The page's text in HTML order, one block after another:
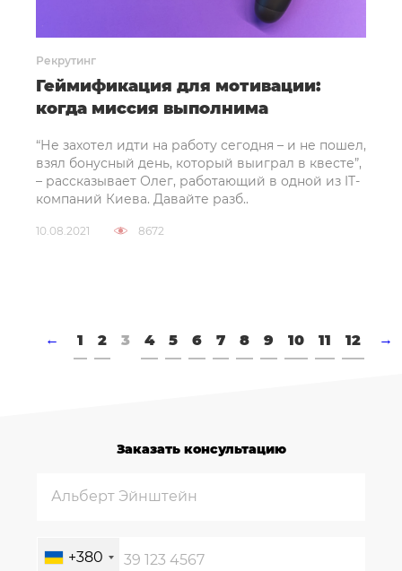
Рекрутинг
Геймификация для мотивации:
когда миссия выполнима
“Не захотел идти на работу сегодня – и не пошел,
взял бонусный день, который выиграл в квесте”,
– рассказывает Олег, работающий в одной из IT-
компаний Киева. Давайте разб..
10.08.2021 8672
← 1 2 3 4 5 6 7 8 9 10 11 12 →
Заказать консультацию
+380